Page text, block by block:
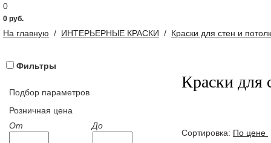
0
0 руб.
На главную / ИНТЕРЬЕРНЫЕ КРАСКИ / Краски для стен и
Фильтры
Подбор параметров
Розничная цена
От
До
Краски для
Сортировка: По цене